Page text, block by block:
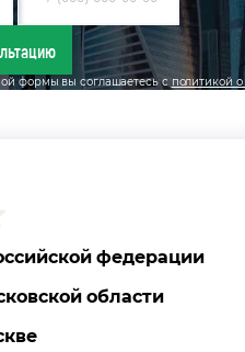
формы вы соглашаетесь с политикой
федерации
области